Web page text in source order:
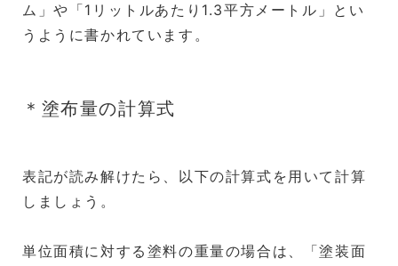
ム」や「1リットルあたり1.3平方メートル」とい
うように書かれています。
＊塗布量の計算式
表記が読み解けたら、以下の計算式を用いて計算
しましょう。
単位面積に対する塗料の重量の場合は、「塗装面